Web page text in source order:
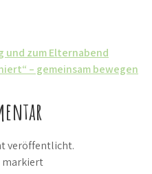
und zum Elternabend
– gemeinsam bewegen
veröffentlicht.
markiert